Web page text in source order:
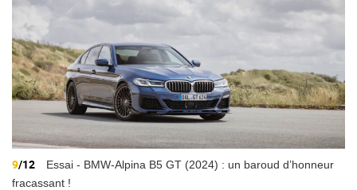
9/12
Essai - BMW-Alpina B5 GT (2024) : un baroud d’honneur
fracassant !